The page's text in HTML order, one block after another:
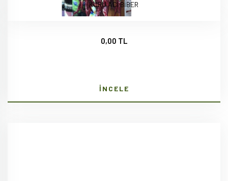
KURU ACI BİBER
0,00 TL
İNCELE